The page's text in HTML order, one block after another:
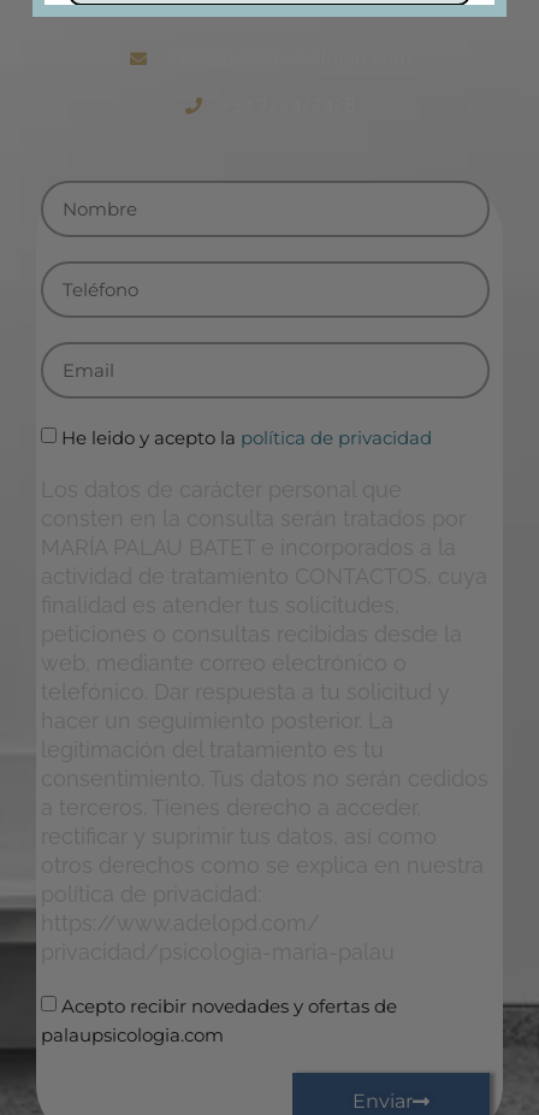
He leido y acepto la política de privacidad
Acepto recibir novedades y ofertas de
palaupsicologia.com
Enviar